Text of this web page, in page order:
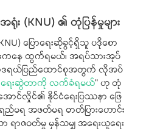
(KNU) ၏ တုံပြန်မှုများ
ပြောရေးဆိုခွင့်ရှိသူ ပဒိုစော
ကနေ ထွက်ရမယ်၊ အရပ်သားအုပ်
ဒရယ်ပြည်ထောင်စုအတွက် လိုအပ်
ရေးဆွဲတာကို လက်ခံရမယ်” ဟု တုံ
ောင်လှိုင်၏ နိုင်ငံရေးပြဿနာ ဖြေ
မရ အဖတ်မရ ဓာတ်ပြားဟောင်း
ရာဇဝတ်မှု မှန်သမျှ အရေးယူရေး